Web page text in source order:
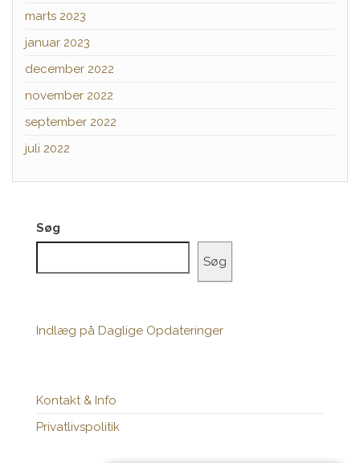
marts 2023
januar 2023
december 2022
november 2022
september 2022
juli 2022
Søg
Søg
Indlæg på Daglige Opdateringer
Kontakt & Info
Privatlivspolitik